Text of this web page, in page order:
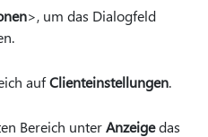
>, um das Dialogfeld
aufClienteinstellungen.
Bereich unterAnzeigedas